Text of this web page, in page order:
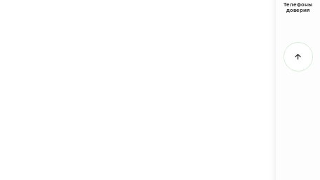
Телефоны
доверия